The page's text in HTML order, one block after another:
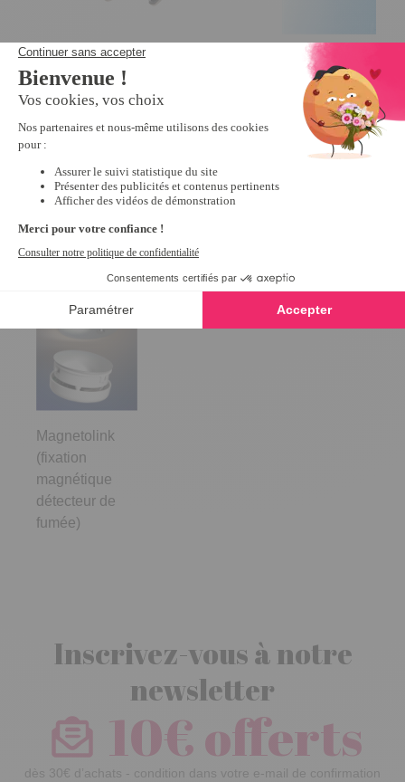
Sous-tapis antidérapants par 8
5 -
12,99 €
Colle
4.2/
7,99 €
Derniers articles consultés
Magnetolink
(fixation
magnétique
détecteur de
fumée)
Inscrivez-vous à notre
newsletter
10€ offerts
dès 30€ d’achats - condition dans votre e-mail de confirmation